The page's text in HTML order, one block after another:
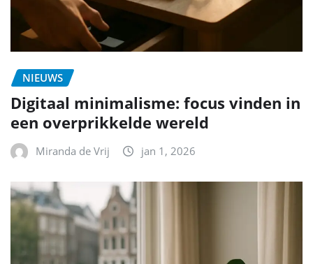
NIEUWS
Digitaal minimalisme: focus vinden in
een overprikkelde wereld
Miranda de Vrij jan 1, 2026